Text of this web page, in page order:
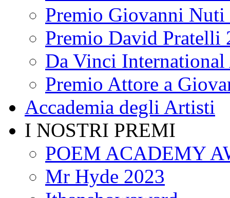
Premio Giovanni Nuti
Premio David Pratelli
Da Vinci International
Premio Attore a
Accademia degli Artisti
I NOSTRI PREMI
POEM ACADEMY
Mr Hyde 2023